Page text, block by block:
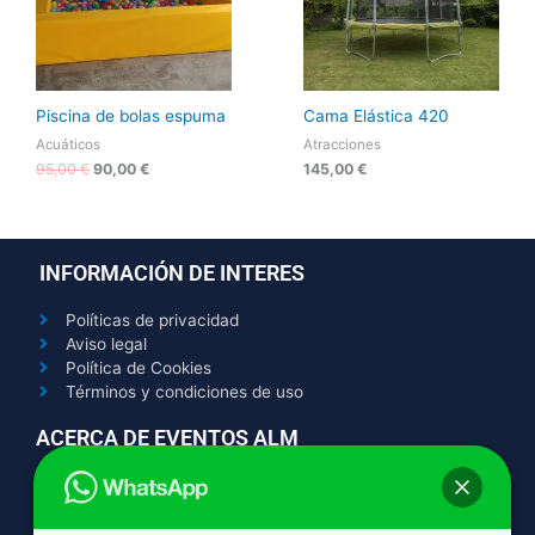
Piscina de bolas espuma
Acuáticos
95,00€ 90,00 €
Cama Elástica 420
Atracciones
145,00 €
INFORMACIÓN DE INTERES
Políticas de privacidad
Aviso legal
Política de Cookies
Términos y condiciones de uso
ACERCA DE EVENTOS ALM
Contacto
Quienes somos